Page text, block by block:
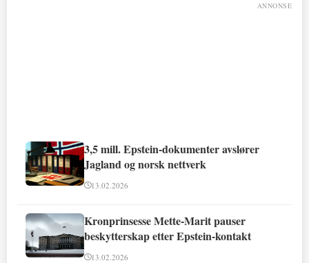
ANNONSE
3,5 mill. Epstein-dokumenter avslører
Jagland og norsk nettverk
13.02.2026
Kronprinsesse Mette-Marit pauser
beskytterskap etter Epstein-kontakt
13.02.2026